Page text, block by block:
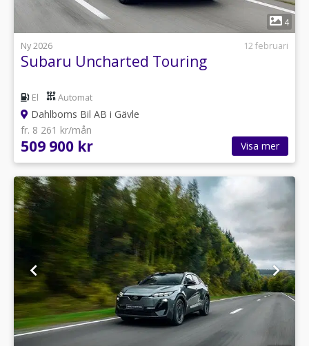
1
4
Ny 2026
12 februari
Subaru Uncharted Touring
El Automat
Dahlboms Bil AB i Gävle
fr. 8 261 kr/mån
509 900 kr Visa mer